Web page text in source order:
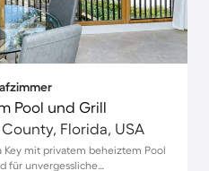
Pool und Grill
Florida, USA
Key mit privatem beheiztem Pool
für unvergessliche